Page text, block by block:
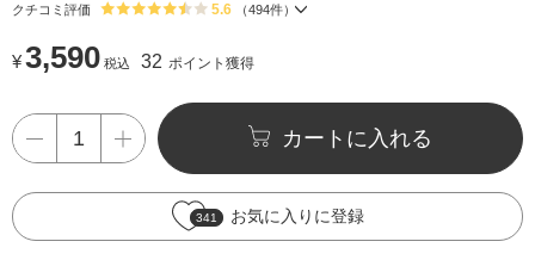
クチコミ評価 5.6 （494件）
¥3,590 税込 32 ポイント獲得
カートに入れる
341 お気に入りに登録